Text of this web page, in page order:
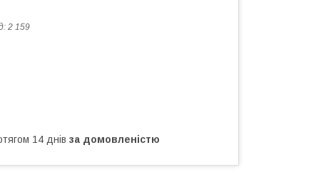
2 159
14 днів за домовленістю